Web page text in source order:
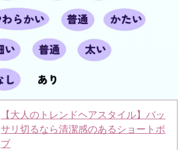
【大人のトレンドヘアスタイル】バッ
サリ切るなら清潔感のあるショートボ
ブ